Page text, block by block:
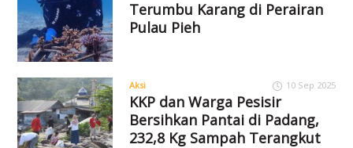
Terumbu Karang di Perairan
Pulau Pieh
Aksi 10 Sep 2025
KKP dan Warga Pesisir
Bersihkan Pantai di Padang,
232,8 Kg Sampah Terangkut